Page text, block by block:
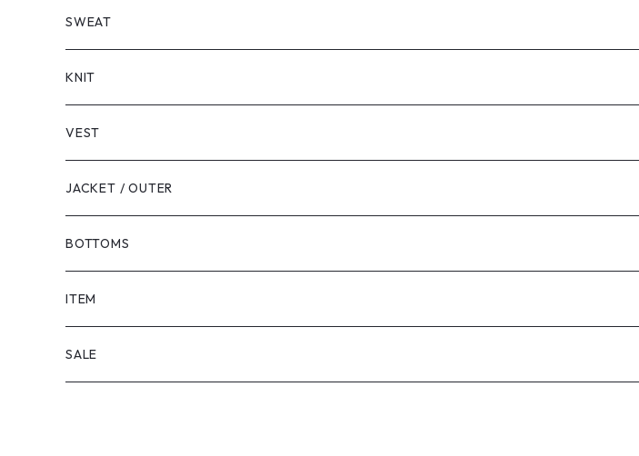
LONG SLEEVE
SHORT SLEEVE
LONG SLEEVE
SWEAT
KNIT
VEST
JACKET / OUTER
BOTTOMS
SHORTS
PANTS
ITEM
SALE